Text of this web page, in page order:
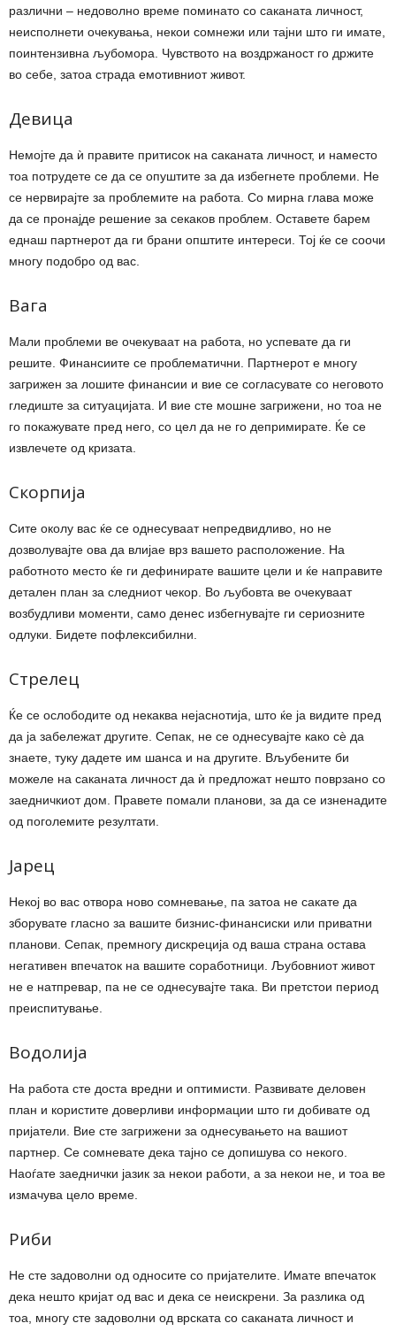
различни – недоволно време поминато со саканата личност,
неисполнети очекувања, некои сомнежи или тајни што ги имате,
поинтензивна љубомора. Чувството на воздржаност го држите
во себе, затоа страда емотивниот живот.
Девица
Немојте да ѝ правите притисок на саканата личност, и наместо
тоа потрудете се да се опуштите за да избегнете проблеми. Не
се нервирајте за проблемите на работа. Со мирна глава може
да се пронајде решение за секаков проблем. Оставете барем
еднаш партнерот да ги брани општите интереси. Тој ќе се соочи
многу подобро од вас.
Вага
Мали проблеми ве очекуваат на работа, но успевате да ги
решите. Финансиите се проблематични. Партнерот е многу
загрижен за лошите финансии и вие се согласувате со неговото
гледиште за ситуацијата. И вие сте мошне загрижени, но тоа не
го покажувате пред него, со цел да не го депримирате. Ќе се
извлечете од кризата.
Скорпија
Сите околу вас ќе се однесуваат непредвидливо, но не
дозволувајте ова да влијае врз вашето расположение. На
работното место ќе ги дефинирате вашите цели и ќе направите
детален план за следниот чекор. Во љубовта ве очекуваат
возбудливи моменти, само денес избегнувајте ги сериозните
одлуки. Бидете пофлексибилни.
Стрелец
Ќе се ослободите од некаква нејаснотија, што ќе ја видите пред
да ја забележат другите. Сепак, не се однесувајте како сѐ да
знаете, туку дадете им шанса и на другите. Вљубените би
можеле на саканата личност да ѝ предложат нешто поврзано со
заедничкиот дом. Правете помали планови, за да се изненадите
од поголемите резултати.
Јарец
Некој во вас отвора ново сомневање, па затоа не сакате да
зборувате гласно за вашите бизнис-финансиски или приватни
планови. Сепак, премногу дискреција од ваша страна остава
негативен впечаток на вашите соработници. Љубовниот живот
не е натпревар, па не се однесувајте така. Ви претстои период
преиспитување.
Водолија
На работа сте доста вредни и оптимисти. Развивате деловен
план и користите доверливи информации што ги добивате од
пријатели. Вие сте загрижени за однесувањето на вашиот
партнер. Се сомневате дека тајно се допишува со некого.
Наоѓате заеднички јазик за некои работи, а за некои не, и тоа ве
измачува цело време.
Риби
Не сте задоволни од односите со пријателите. Имате впечаток
дека нешто кријат од вас и дека се неискрени. За разлика од
тоа, многу сте задоволни од врската со саканата личност и